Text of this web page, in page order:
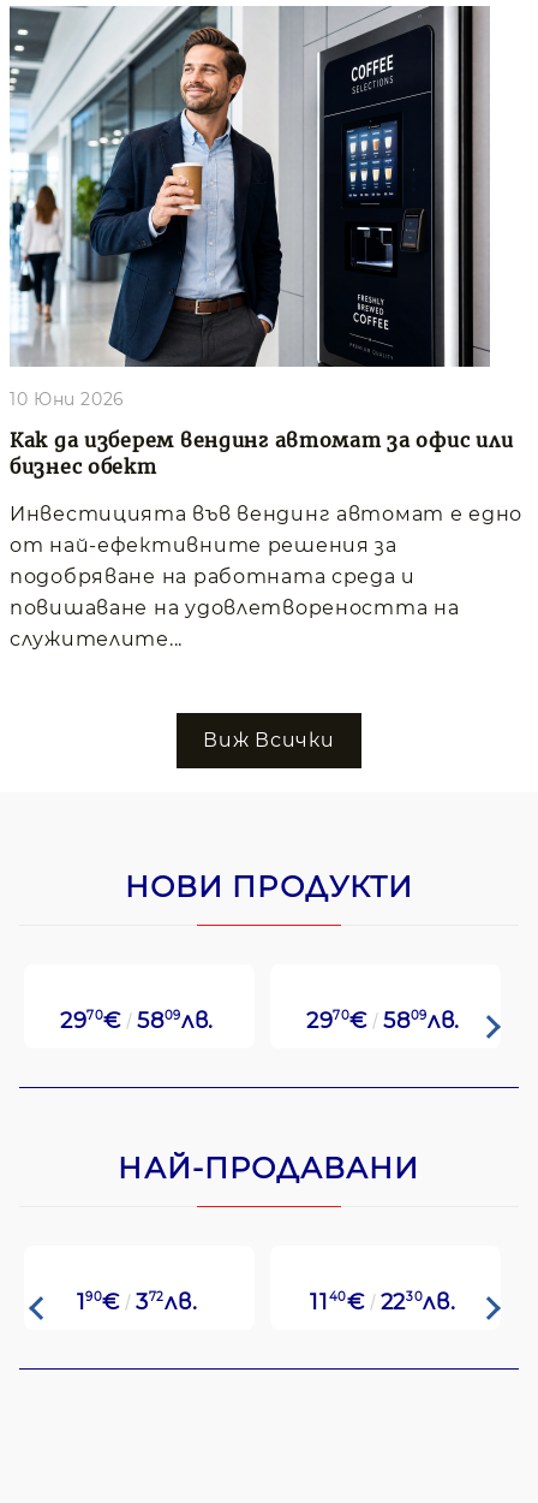
Как да изберем вендинг автомат за офис или
бизнес обект
10 Юни 2026
Инвестицията във вендинг автомат е едно
от най-ефективните решения за
подобряване на работната среда и
повишаване на удовлетвореността на
служителите...
Виж Всички
НОВИ ПРОДУКТИ
2970€ 5809лв. 2970€ 5809лв.
НАЙ-ПРОДАВАНИ
190€ 372лв. 11 40€ 2230лв.